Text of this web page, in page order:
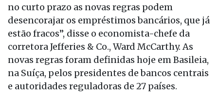
no curto prazo as novas regras podem
desencorajar os empréstimos bancários, que já
estão fracos”, disse o economista-chefe da
corretora Jefferies & Co., Ward McCarthy. As
novas regras foram definidas hoje em Basileia,
na Suíça, pelos presidentes de bancos centrais
e autoridades reguladoras de 27 países.